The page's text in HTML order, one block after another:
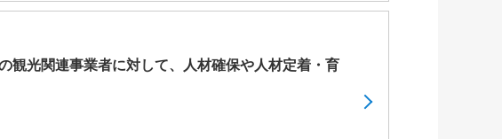
光関連事業者に対して、人材確保や人材定着・育